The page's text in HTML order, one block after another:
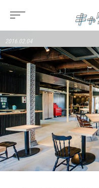
2016.02.04